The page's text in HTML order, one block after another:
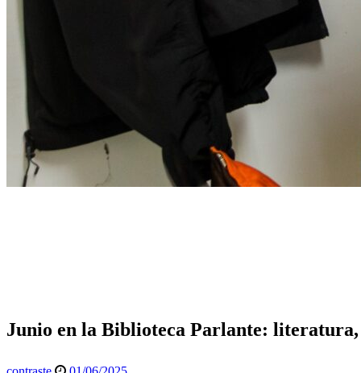
Junio en la Biblioteca Parlante: literatura,